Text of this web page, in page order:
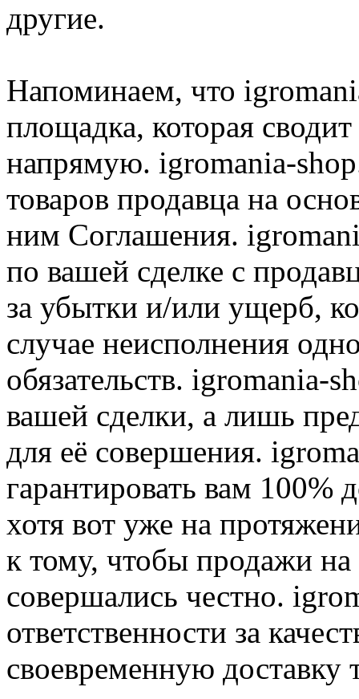
другие.
Напоминаем, что
площадка, которая
напрямую. igromania-
товаров продавца на
ним Соглашения.
по вашей сделке с
за убытки и/или ущерб,
случае неисполнения
обязательств. igromania-
вашей сделки, а лишь
для её совершения.
гарантировать вам 100%
хотя вот уже на
к тому, чтобы продажи
совершались честно.
ответственности за
своевременную доставку